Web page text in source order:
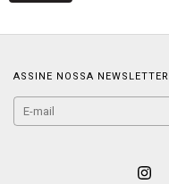
ASSINE NOSSA NEWSLETTER